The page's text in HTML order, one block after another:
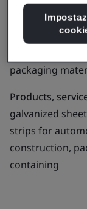
Business scope:
sheets / strips,
packaging
Products,
galvanized
strips for
construction,
containing